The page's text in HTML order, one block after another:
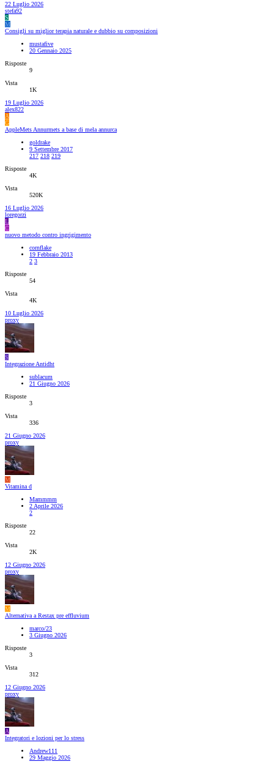
22 Luglio 2026
stefa92
S
M
Consigli su miglior terapia naturale e dubbio su composizioni
mustafive
20 Gennaio 2025
Risposte
9
Vista
1K
19 Luglio 2026
alex822
A
G
AppleMets Annurmets a base di mela annurca
goldrake
9 Settembre 2017
217 218 219
Risposte
4K
Vista
520K
16 Luglio 2026
loregorzi
L
C
nuovo metodo contro ingrigimento
cornflake
19 Febbraio 2013
2 3
Risposte
54
Vista
4K
10 Luglio 2026
proxy
S
Integrazione Antidht
sublacum
21 Giugno 2026
Risposte
3
Vista
336
21 Giugno 2026
proxy
M
Vitamina d
Mammmm
2 Aprile 2026
2
Risposte
22
Vista
2K
12 Giugno 2026
proxy
M
Alternativa a Restax pre effluvium
marco/23
3 Giugno 2026
Risposte
3
Vista
312
12 Giugno 2026
proxy
A
Integratori e lozioni per lo stress
Andrew111
29 Maggio 2026